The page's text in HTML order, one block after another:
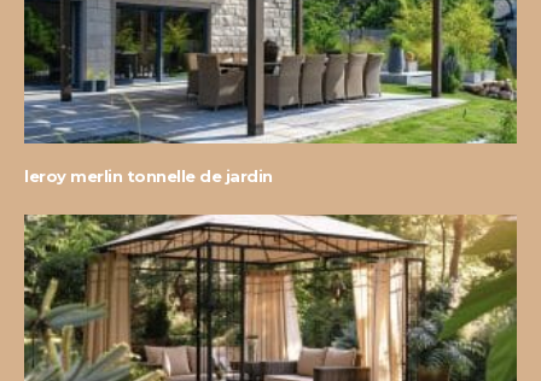
leroy merlin tonnelle de jardin